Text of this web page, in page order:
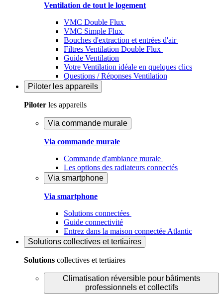
Ventilation de tout le logement
VMC Double Flux
VMC Simple Flux
Bouches d'extraction et entrées d'air
Filtres Ventilation Double Flux
Guide Ventilation
Votre Ventilation idéale en quelques clics
Questions / Réponses Ventilation
Piloter les appareils
Piloter les appareils
Via commande murale
Via commande murale
Commande d'ambiance murale
Les options des radiateurs connectés
Via smartphone
Via smartphone
Solutions connectées
Guide connectivité
Entrez dans la maison connectée Atlantic
Solutions collectives et tertiaires
Solutions collectives et tertiaires
Climatisation réversible pour bâtiments
professionnels et collectifs